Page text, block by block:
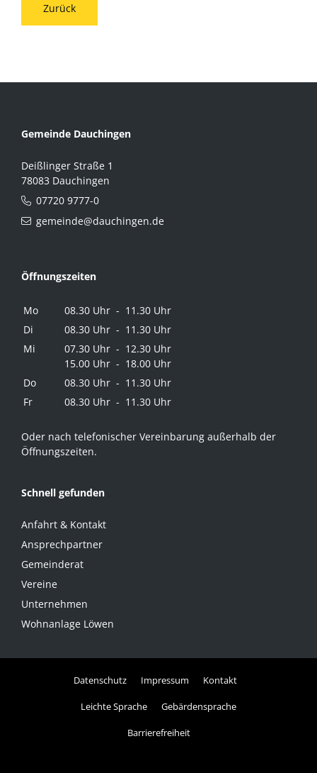
Zurück
Gemeinde Dauchingen
Deißlinger Straße 1
78083 Dauchingen
07720 9777-0
gemeinde@dauchingen.de
Öffnungszeiten
Mo
08.30 Uhr - 11.30 Uhr
Di
08.30 Uhr - 11.30 Uhr
Mi
07.30 Uhr - 12.30 Uhr
15.00 Uhr - 18.00 Uhr
Do
08.30 Uhr - 11.30 Uhr
Fr
08.30 Uhr - 11.30 Uhr
Oder nach telefonischer Vereinbarung außerhalb der
Öffnungszeiten.
Schnell gefunden
Anfahrt & Kontakt
Ansprechpartner
Gemeinderat
Vereine
Unternehmen
Wohnanlage Löwen
Datenschutz Impressum Kontakt
Leichte Sprache Gebärdensprache
Barrierefreiheit